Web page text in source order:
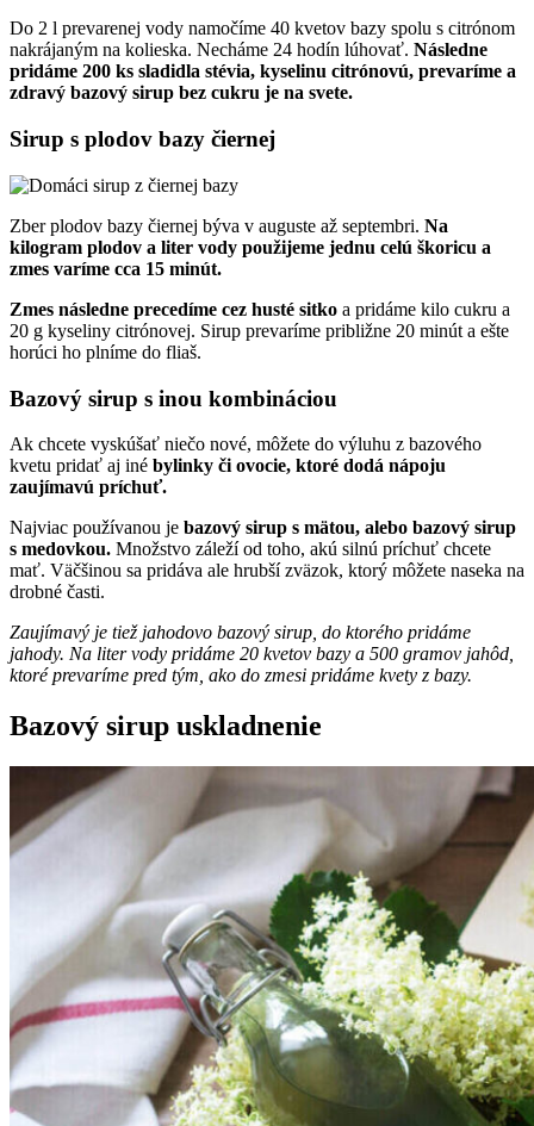
Do 2 l prevarenej vody namočíme 40 kvetov bazy spolu s citrónom
nakrájaným na kolieska. Necháme 24 hodín lúhovať. Následne
pridáme 200 ks sladidla stévia, kyselinu citrónovú, prevaríme a
zdravý bazový sirup bez cukru je na svete.
Sirup s plodov bazy čiernej
Zber plodov bazy čiernej býva v auguste až septembri. Na
kilogram plodov a liter vody použijeme jednu celú škoricu a
zmes varíme cca 15 minút.
Zmes následne precedíme cez husté sitko a pridáme kilo cukru a
20 g kyseliny citrónovej. Sirup prevaríme približne 20 minút a ešte
horúci ho plníme do fliaš.
Bazový sirup s inou kombináciou
Ak chcete vyskúšať niečo nové, môžete do výluhu z bazového
kvetu pridať aj iné bylinky či ovocie, ktoré dodá nápoju
zaujímavú príchuť.
Najviac používanou je bazový sirup s mätou, alebo bazový sirup
s medovkou. Množstvo záleží od toho, akú silnú príchuť chcete
mať. Väčšinou sa pridáva ale hrubší zväzok, ktorý môžete naseka na
drobné časti.
Zaujímavý je tiež jahodovo bazový sirup, do ktorého pridáme
jahody. Na liter vody pridáme 20 kvetov bazy a 500 gramov jahôd,
ktoré prevaríme pred tým, ako do zmesi pridáme kvety z bazy.
Bazový sirup uskladnenie